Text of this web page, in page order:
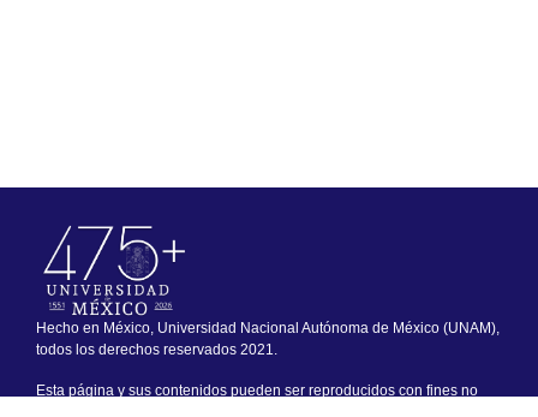
Hecho en México, Universidad Nacional Autónoma de México (UNAM),
todos los derechos reservados 2021.
Esta página y sus contenidos pueden ser reproducidos con fines no